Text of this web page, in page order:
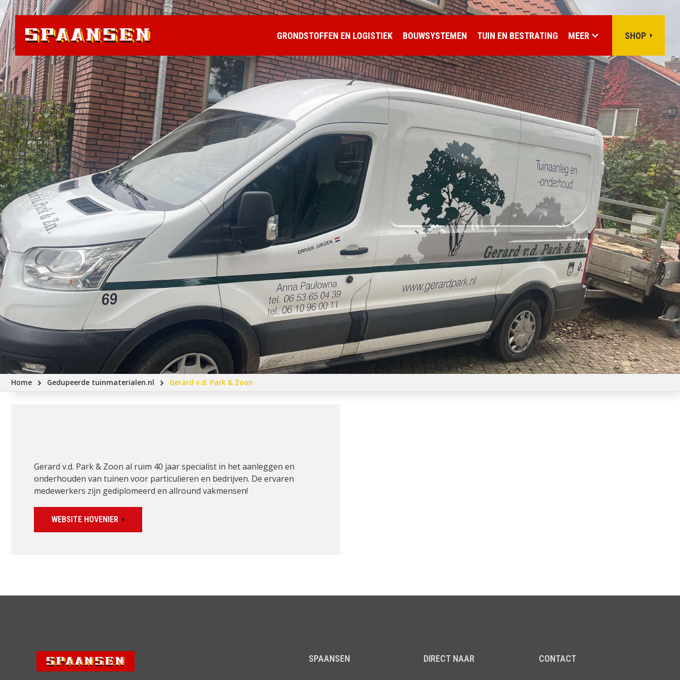
GRONDSTOFFEN EN LOGISTIEK BOUWSYSTEMEN TUIN EN BESTRATING MEER SHOP
Home Gedupeerde tuinmaterialen.nl Gerard v.d. Park & Zoon
Gerard v.d. Park & Zoon al ruim 40 jaar specialist in het aanleggen en
onderhouden van tuinen voor particulieren en bedrijven. De ervaren
medewerkers zijn gediplomeerd en allround vakmensen!
WEBSITE HOVENIER
SPAANSEN DIRECT NAAR CONTACT